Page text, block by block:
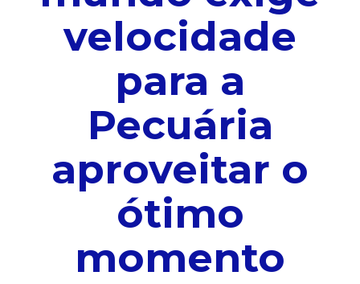
velocidade
para a
Pecuária
aproveitar o
ótimo
momento